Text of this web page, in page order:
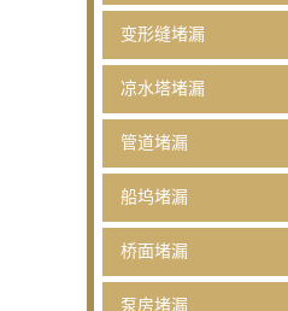
变形缝堵漏
凉水塔堵漏
管道堵漏
船坞堵漏
桥面堵漏
泵房堵漏